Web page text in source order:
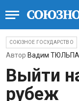
СОЮЗНОЕ ГОСУДАРСТВО
Автор Вадим
Выйти
рубеж